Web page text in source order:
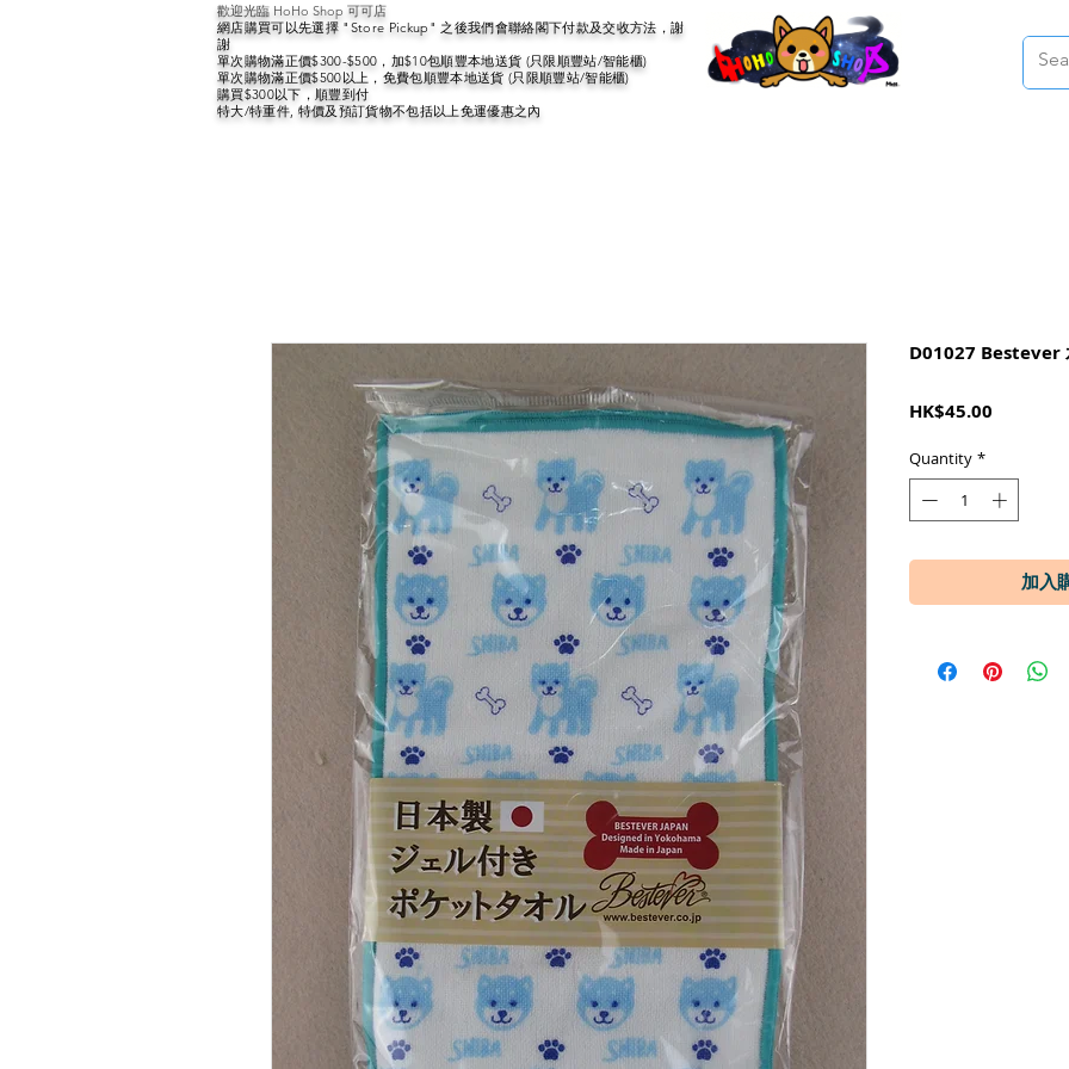
歡迎光臨 HoHo Shop 可可店
網店購買可以先選擇 "Store Pickup" 之後我們會聯絡閣下付款及交收方法，謝
謝
單次購物滿正價$300-$500，加$10包順豐本地送貨 (只限順豐站/智能櫃)
單次購物滿正價$500以上，免費包順豐本地送貨 (只限順豐站/智能櫃)
購買$300以下，順豐到付
特大/特重件, 特價及預訂貨物不包括以上免運優惠之內
D01027 Bestever
HK$45.00
Quantity *